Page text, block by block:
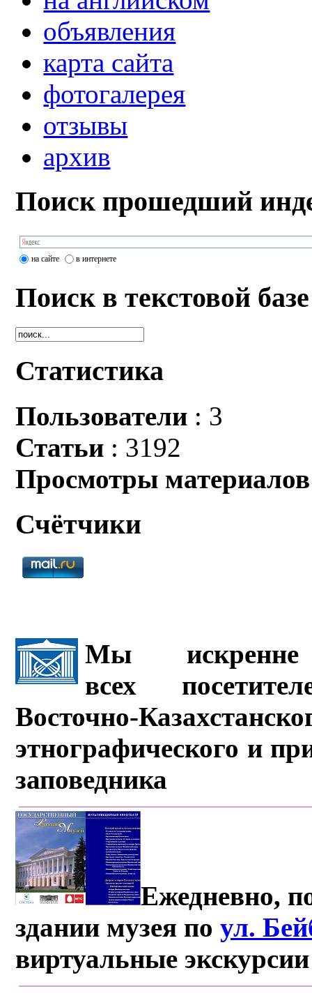
объявления
карта сайта
фотогалерея
отзывы
архив
Поиск прошедший
на сайте в интернете
Поиск в текстовой базе
Статистика
Пользователи : 3
Статьи : 3192
Просмотры материалов
Счётчики
Мы искренне
всех
Восточно-
этнографического и
заповедника
Ежедневно,
здании музея поул.
виртуальные